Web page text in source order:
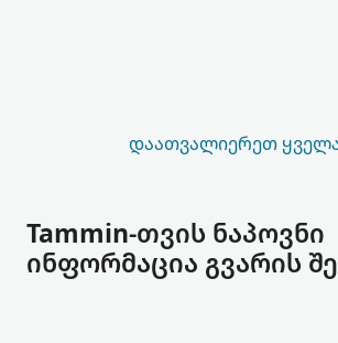
ᲓᲐᲐᲗᲕᲐᲚᲘᲔᲠᲔᲗ
Tammin-თვის ნაპოვნი
ინფორმაცია გვარის